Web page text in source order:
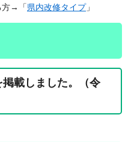
方→「県内改修タイプ」
載しました。（令